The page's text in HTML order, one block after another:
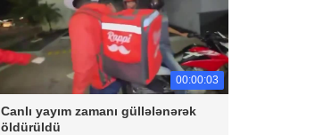
00:00:03
Canlı yayım zamanı güllələnərək
öldürüldü